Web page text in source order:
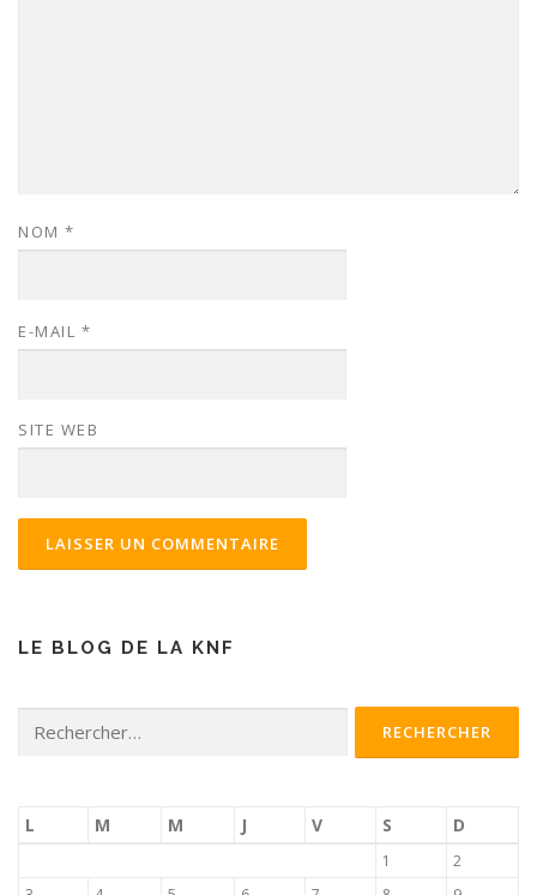
NOM *
E-MAIL *
SITE WEB
LE BLOG DE LA KNF
L M M J V S D
1
2